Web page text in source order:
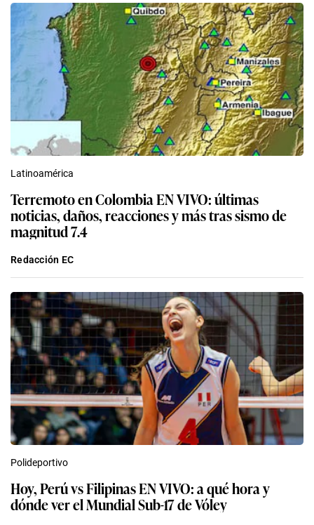
Latinoamérica
Terremoto en Colombia EN VIVO: últimas
noticias, daños, reacciones y más tras sismo de
magnitud 7.4
Redacción EC
Polideportivo
Hoy, Perú vs Filipinas EN VIVO: a qué hora y
dónde ver el Mundial Sub-17 de Vóley